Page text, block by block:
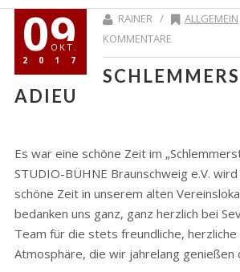
09
OKT.
2017
RAINER / ALLGEMEIN
KOMMENTARE
ADIEU
Es war eine schöne Zeit im
STUDIO-BÜHNE Braunschweig e.V.
schöne Zeit in unserem alten
bedanken uns ganz, ganz herzlich bei
Team für die stets freundliche, herzliche
Atmosphäre, die wir jahrelang genießen